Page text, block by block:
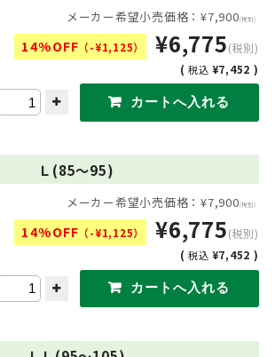
メーカー希望小売価格：¥7,900(税別)
14%OFF （-¥1,125） ¥6,775(税別)
(税込 ¥7,452 )
Ｌ(85〜95)
メーカー希望小売価格：¥7,900(税別)
14%OFF （-¥1,125） ¥6,775(税別)
(税込 ¥7,452 )